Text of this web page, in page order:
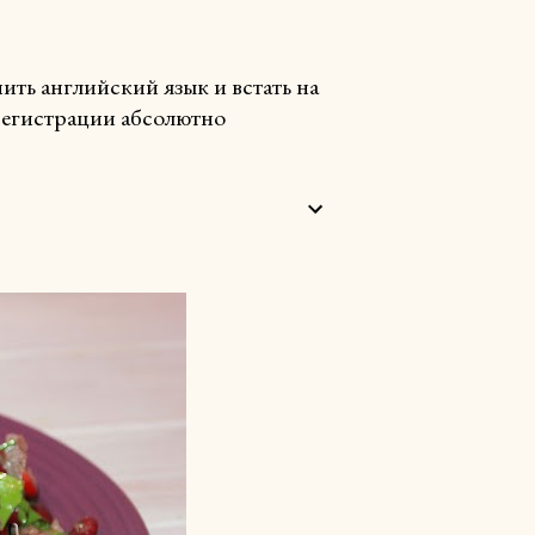
английский язык и встать на
абсолютно